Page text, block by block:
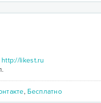
http://likest.ru
, Бесплатно